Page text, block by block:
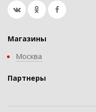
Магазины
Москва
Партнеры